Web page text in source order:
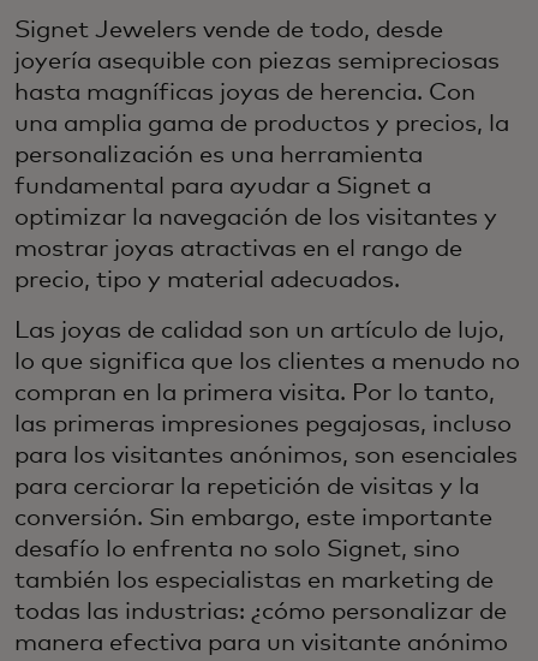
Signet Jewelers vende de todo, desde
joyería asequible con piezas semipreciosas
hasta magníficas joyas de herencia. Con
una amplia gama de productos y precios, la
personalización es una herramienta
fundamental para ayudar a Signet a
optimizar la navegación de los visitantes y
mostrar joyas atractivas en el rango de
precio, tipo y material adecuados.
Las joyas de calidad son un artículo de lujo,
lo que significa que los clientes a menudo no
compran en la primera visita. Por lo tanto,
las primeras impresiones pegajosas, incluso
para los visitantes anónimos, son esenciales
para cerciorar la repetición de visitas y la
conversión. Sin embargo, este importante
desafío lo enfrenta no solo Signet, sino
también los especialistas en marketing de
todas las industrias: ¿cómo personalizar de
manera efectiva para un visitante anónimo